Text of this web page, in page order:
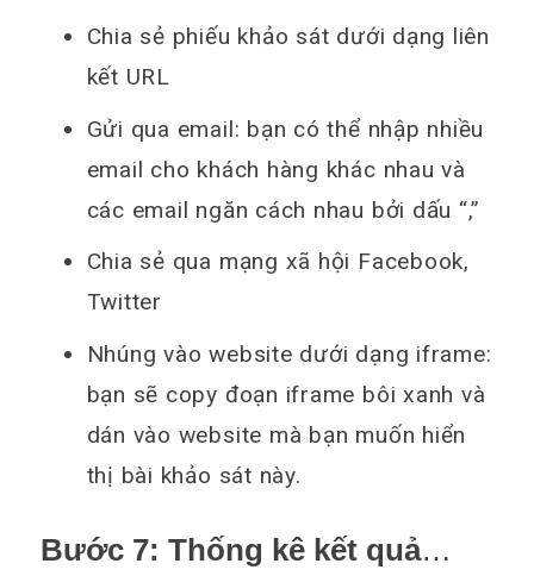
Chia sẻ phiếu khảo sát dưới dạng liên
kết URL
Gửi qua email: bạn có thể nhập nhiều
email cho khách hàng khác nhau và
các email ngăn cách nhau bởi dấu “,”
Chia sẻ qua mạng xã hội Facebook,
Twitter
Nhúng vào website dưới dạng iframe:
bạn sẽ copy đoạn iframe bôi xanh và
dán vào website mà bạn muốn hiển
thị bài khảo sát này.
Bước 7: Thống kê kết quả